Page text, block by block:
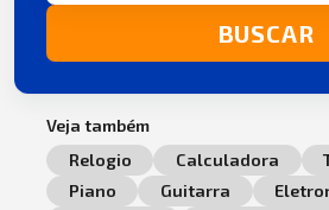
BUSCAR
Veja também
Relogio
Calculadora
Piano
Guitarra